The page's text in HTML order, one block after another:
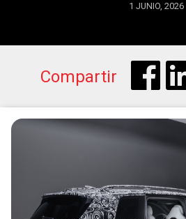
1 JUNIO, 2026
Compartir